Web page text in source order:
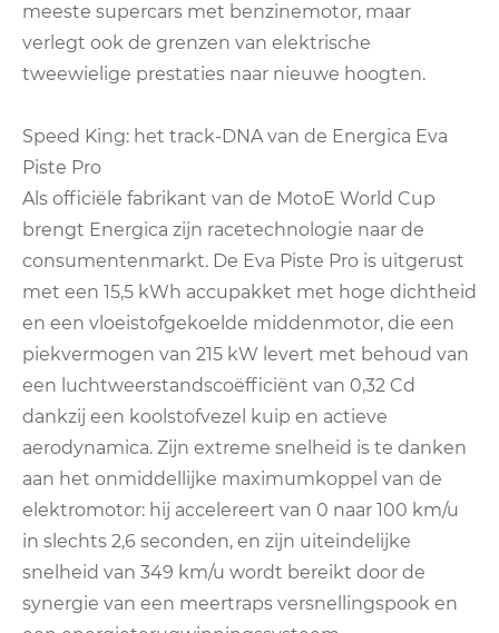
meeste supercars met benzinemotor, maar
verlegt ook de grenzen van elektrische
tweewielige prestaties naar nieuwe hoogten.
Speed ​​King: het track-DNA van de Energica Eva
Piste Pro
Als officiële fabrikant van de MotoE World Cup
brengt Energica zijn racetechnologie naar de
consumentenmarkt. De Eva Piste Pro is uitgerust
met een 15,5 kWh accupakket met hoge dichtheid
en een vloeistofgekoelde middenmotor, die een
piekvermogen van 215 kW levert met behoud van
een luchtweerstandscoëfficiënt van 0,32 Cd
dankzij een koolstofvezel kuip en actieve
aerodynamica. Zijn extreme snelheid is te danken
aan het onmiddellijke maximumkoppel van de
elektromotor: hij accelereert van 0 naar 100 km/u
in slechts 2,6 seconden, en zijn uiteindelijke
snelheid van 349 km/u wordt bereikt door de
synergie van een meertraps versnellingspook en